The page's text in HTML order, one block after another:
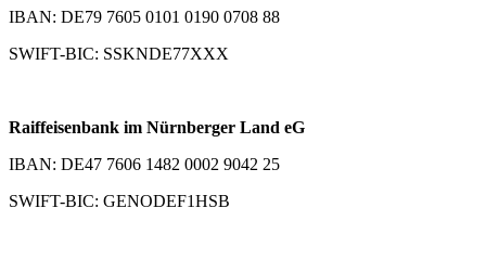
IBAN: DE79 7605 0101 0190 0708 88
SWIFT-BIC: SSKNDE77XXX
Raiffeisenbank im Nürnberger Land eG
IBAN: DE47 7606 1482 0002 9042 25
SWIFT-BIC: GENODEF1HSB